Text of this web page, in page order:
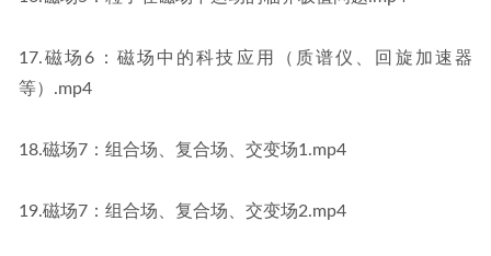
17.磁场6：磁场中的科技应用（质谱仪、回旋加速器
等）.mp4
18.磁场7：组合场、复合场、交变场1.mp4
19.磁场7：组合场、复合场、交变场2.mp4